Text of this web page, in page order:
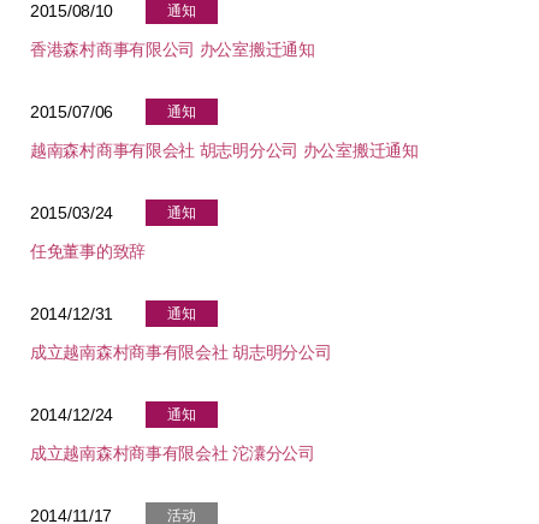
2015/08/10 通知
香港森村商事有限公司 办公室搬迁通知
2015/07/06 通知
越南森村商事有限会社 胡志明分公司 办公室搬迁通知
2015/03/24 通知
任免董事的致辞
2014/12/31 通知
成立越南森村商事有限会社 胡志明分公司
2014/12/24 通知
成立越南森村商事有限会社 沱灢分公司
2014/11/17 活动